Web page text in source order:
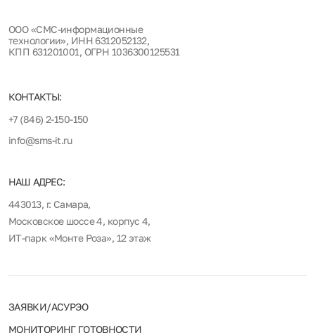
ООО «СМС-информационные
технологии», ИНН 6312052132,
КПП 631201001, ОГРН 1036300125531
КОНТАКТЫ:
+7 (846) 2-150-150
info@sms-it.ru
НАШ АДРЕС:
443013, г. Самара,
Московское шоссе 4, корпус 4,
ИТ-парк «Монте Роза», 12 этаж
ЗАЯВКИ/АСУРЭО
МОНИТОРИНГ ГОТОВНОСТИ